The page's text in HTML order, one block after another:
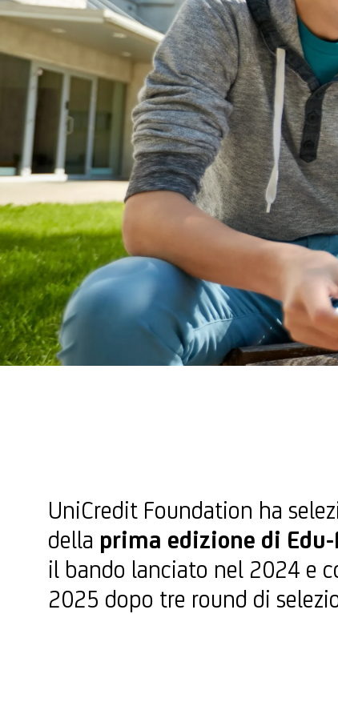
UniCredit Foundation ha
della prima edizione di
il bando lanciato nel 2024 e
2025 dopo tre round di